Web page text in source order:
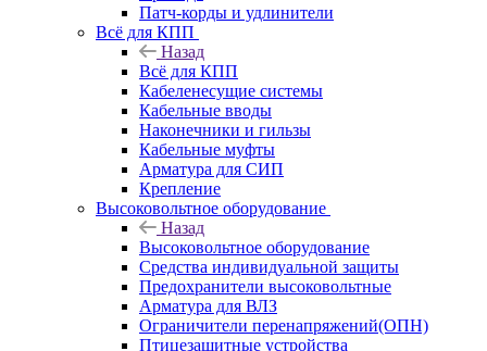
Патч-корды и удлинители
Всё для КПП
Назад
Всё для КПП
Кабеленесущие системы
Кабельные вводы
Наконечники и гильзы
Кабельные муфты
Арматура для СИП
Крепление
Высоковольтное оборудование
Назад
Высоковольтное оборудование
Средства индивидуальной защиты
Предохранители высоковольтные
Арматура для ВЛЗ
Ограничители перенапряжений(ОПН)
Птицезащитные устройства